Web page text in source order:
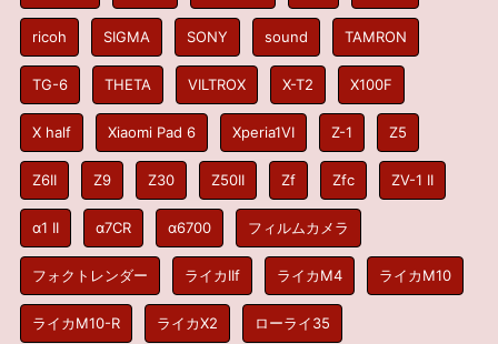
ricoh SIGMA SONY sound TAMRON
TG-6 THETA VILTROX X-T2 X100F
X half Xiaomi Pad 6 Xperia1VI Z-1 Z5
Z6II Z9 Z30 Z50II Zf Zfc ZV-1 II
α1 II α7CR α6700 フィルムカメラ
フォクトレンダー ライカIIf ライカM4 ライカM10
ライカM10-R ライカX2 ローライ35